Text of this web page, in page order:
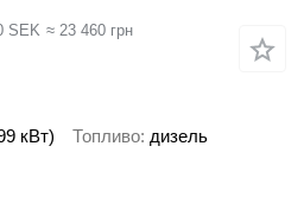
SEK ≈ 23 460 грн
кВт) Топливо дизель